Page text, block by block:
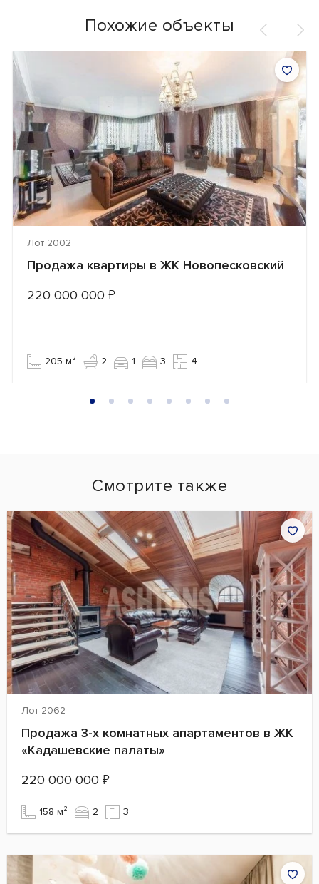
Похожие объекты
Лот 2002
Продажа квартиры в ЖК Новопесковский
220 000 000 ₽
205 м² 2 1 3 4
Смотрите также
Лот 2062
Продажа 3-х комнатных апартаментов в ЖК
«Кадашевские палаты»
220 000 000 ₽
158 м² 2 3